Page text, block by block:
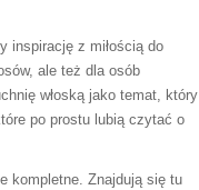
inspirację z miłością do
ale też dla osób
włoską jako temat, który
po prostu lubią czytać o
kompletne. Znajdują się tu